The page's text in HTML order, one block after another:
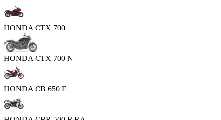
HONDA CTX 700
HONDA CTX 700 N
HONDA CB 650 F